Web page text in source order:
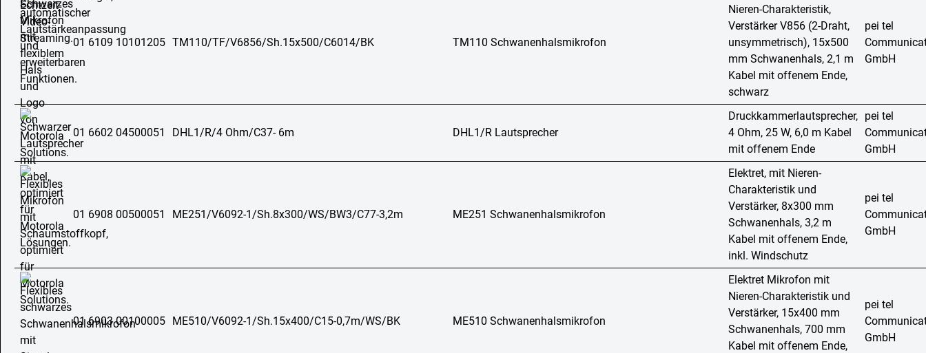
01 6109 10101205 TM110/TF/V6856/Sh.15x500/C6014/BK TM110 Schwanenhalsmikrofon
Nieren-Charakteristik,
Verstärker V856 (2-Draht,
unsymmetrisch), 15x500
mm Schwanenhals, 2,1 m
Kabel mit offenem Ende,
schwarz
pei tel
GmbH
01 6602 04500051 DHL1/R/4 Ohm/C37- 6m DHL1/R Lautsprecher
Druckkammerlautsprecher,
4 Ohm, 25 W, 6,0 m Kabel
mit offenem Ende
pei tel
GmbH
01 6908 00500051 ME251/V6092-1/Sh.8x300/WS/BW3/C77-3,2m ME251 Schwanenhalsmikrofon
Elektret, mit Nieren-
Charakteristik und
Verstärker, 8x300 mm
Schwanenhals, 3,2 m
Kabel mit offenem Ende,
inkl. Windschutz
pei tel
GmbH
01 6903 00100005 ME510/V6092-1/Sh.15x400/C15-0,7m/WS/BK ME510 Schwanenhalsmikrofon
Elektret Mikrofon mit
Nieren-Charakteristik und
Verstärker, 15x400 mm
Schwanenhals, 700 mm
Kabel mit offenem Ende,
pei tel
GmbH